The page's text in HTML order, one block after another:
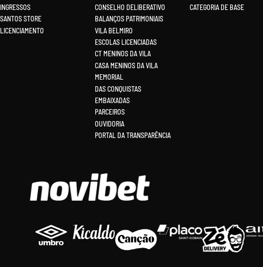
INGRESSOS
SANTOS STORE
LICENCIAMENTO
CONSELHO DELIBERATIVO
BALANÇOS PATRIMONIAIS
VILA BELMIRO
ESCOLAS LICENCIADAS
CT MENINOS DA VILA
CASA MENINOS DA VILA
MEMORIAL
DAS CONQUISTAS
EMBAIXADAS
PARCEIROS
OUVIDORIA
PORTAL DA TRANSPARÊNCIA
CATEGORIA DE BASE